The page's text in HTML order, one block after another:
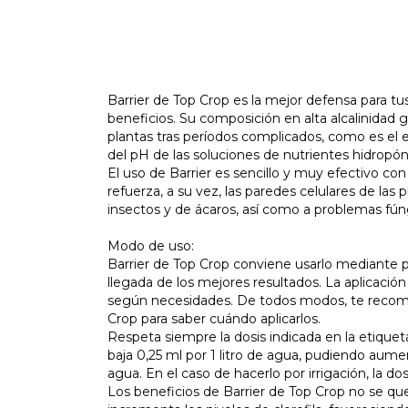
Barrier de Top Crop es la mejor defensa para
beneficios. Su composición en alta alcalinidad
plantas tras períodos complicados, como es el
del pH de las soluciones de nutrientes
El uso de Barrier es sencillo y muy efectivo
refuerza, a su vez, las paredes celulares de
insectos y de ácaros, así como a problemas
Modo de uso:
Barrier de Top Crop conviene usarlo mediante
llegada de los mejores resultados. La
según necesidades. De todos modos, te
Crop para saber cuándo aplicarlos.
Respeta siempre la dosis indicada en la
baja 0,25 ml por 1 litro de agua, pudiendo
agua. En el caso de hacerlo por irrigación, la
Los beneficios de Barrier de Top Crop no se